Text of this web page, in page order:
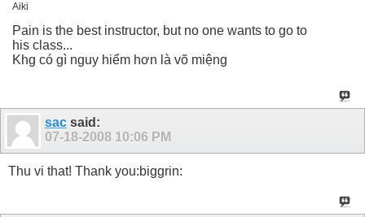
Aiki
Pain is the best instructor, but no one wants to go to
his class...
Khg có gì nguy hiểm hơn là võ miệng
sac said:
07-18-2008 10:06 PM
Thu vi that! Thank you:biggrin: